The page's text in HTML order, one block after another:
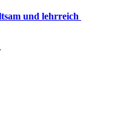
und lehrreich